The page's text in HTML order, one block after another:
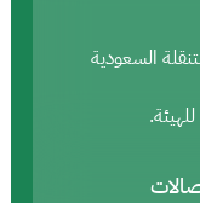
السعودية